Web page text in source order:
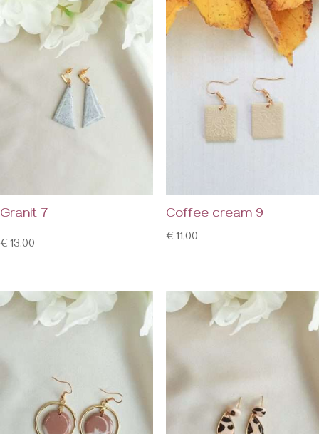
Granit 7
€ 13,00
Coffee cream 9
€11,00